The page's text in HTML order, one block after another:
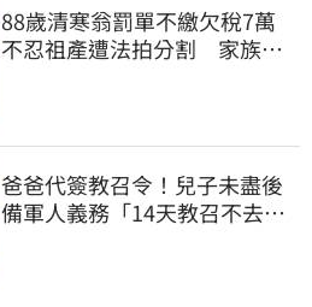
88歲清寒翁罰單不繳欠稅7萬
不忍祖產遭法拍分割 家族按
爸爸代簽教召令！兒子未盡後
備軍人義務「14天教召不去」